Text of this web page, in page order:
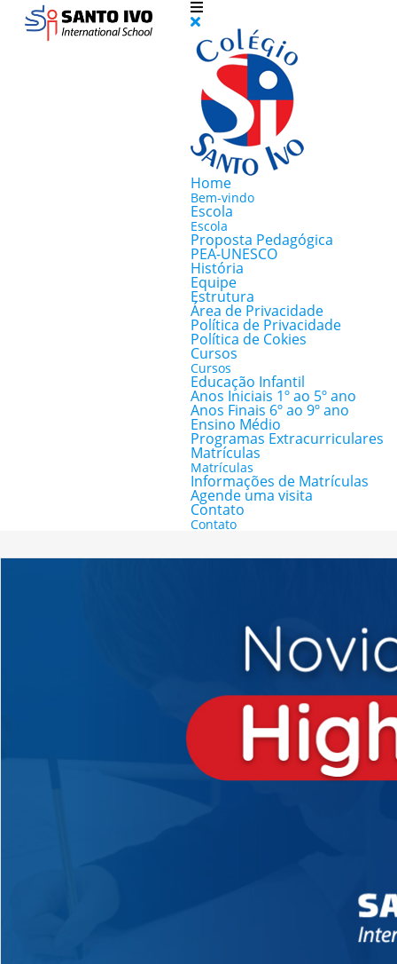
Home
Bem-vindo
Escola
Escola
Proposta Pedagógica
PEA-UNESCO
História
Equipe
Estrutura
Área de Privacidade
Política de Privacidade
Política de Cokies
Cursos
Cursos
Educação Infantil
Anos Iniciais 1º ao 5º ano
Anos Finais 6º ao 9º ano
Ensino Médio
Programas Extracurriculares
Matrículas
Matrículas
Informações de Matrículas
Agende uma visita
Contato
Contato